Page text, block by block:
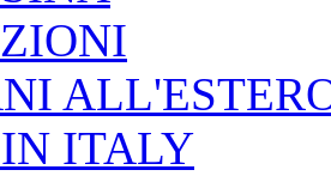
ITALY